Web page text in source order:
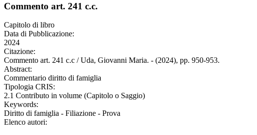
Commento art. 241 c.c.
Capitolo di libro
Data di Pubblicazione:
2024
Citazione:
Commento art. 241 c.c / Uda, Giovanni Maria. - (2024), pp. 950-953.
Abstract:
Commentario diritto di famiglia
Tipologia CRIS:
2.1 Contributo in volume (Capitolo o Saggio)
Keywords:
Diritto di famiglia - Filiazione - Prova
Elenco autori: